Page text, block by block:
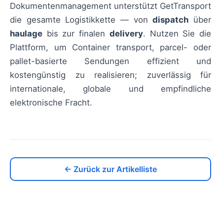
Dokumentenmanagement unterstützt GetTransport
die gesamte Logistikkette — vondispatch über
haulage bis zur finalen delivery. Nutzen Sie die
Plattform, um Container transport, parcel- oder
pallet-basierte Sendungen effizient und
kostengünstig zu realisieren; zuverlässig für
internationale, globale und empfindliche
elektronische Fracht.
← Zurück zur Artikelliste